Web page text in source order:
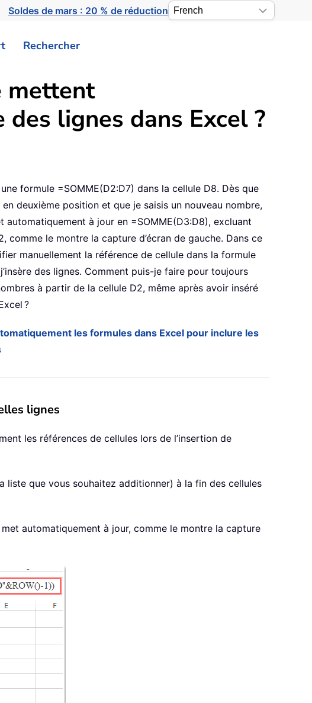
Soldes de mars : 20 % de réduction
Rechercher
mettent
lignes dans Excel ?
une formule =SOMME(D2:D7) dans la cellule D8. Dès que
en deuxième position et que je saisis un nouveau nombre,
automatiquement à jour en =SOMME(D3:D8), excluant
comme le montre la capture d’écran de gauche. Dans ce
manuellement la référence de cellule dans la formule
des lignes. Comment puis-je faire pour toujours
à partir de la cellule D2, même après avoir inséré
?
les formules dans Excel pour inclure les
lignes
les références de cellules lors de l’insertion de
liste que vous souhaitez additionner) à la fin des cellules
automatiquement à jour, comme le montre la capture